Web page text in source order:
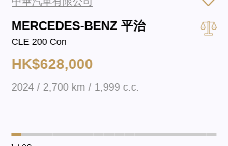
MERCEDES-BENZ 平治
CLE 200 Con
HK$628,000
2024 / 2,700 km / 1,999 c.c.